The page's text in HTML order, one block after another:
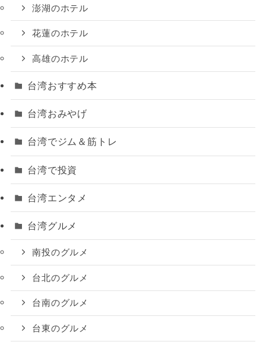
澎湖のホテル
花蓮のホテル
高雄のホテル
台湾おすすめ本
台湾おみやげ
台湾でジム＆筋トレ
台湾で投資
台湾エンタメ
台湾グルメ
南投のグルメ
台北のグルメ
台南のグルメ
台東のグルメ